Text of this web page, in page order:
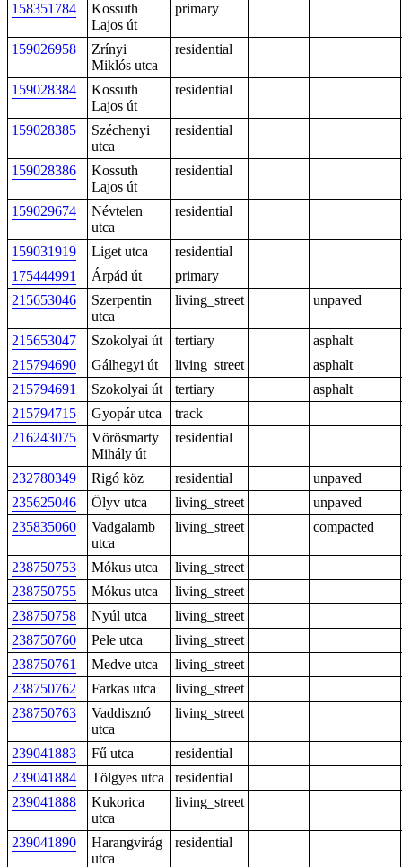
158351784
Kossuth
Lajos út
primary
159026958
Zrínyi
Miklós utca
residential
159028384
Kossuth
Lajos út
residential
159028385
Széchenyi
utca
residential
159028386
Kossuth
Lajos út
residential
159029674
Névtelen
utca
residential
159031919 Liget utca
residential
175444991
Árpád út
primary
215653046
Szerpentin
utca
living_street unpaved
215653047 Szokolyai út tertiary
asphalt
215794690
Gálhegyi út living_street
asphalt
215794691
Szokolyai út tertiary
asphalt
215794715
Gyopár utca
track
216243075
Vörösmarty
Mihály út
residential
232780349 Rigó köz residential
unpaved
235625046
Ölyv utca living_street
unpaved
235835060
Vadgalamb
utca
living_street compacted
238750753 Mókus utca
living_street
238750755
Mókus utca
living_street
238750758
Nyúl utca
living_street
238750760
Pele utca
living_street
238750761
Medve utca
living_street
238750762
Farkas utca
living_street
238750763
Vaddisznó
utca
living_street
239041883 Fű utca
residential
239041884
Tölgyes utca
residential
239041888
Kukorica
utca
living_street
239041890
Harangvirág
utca
residential